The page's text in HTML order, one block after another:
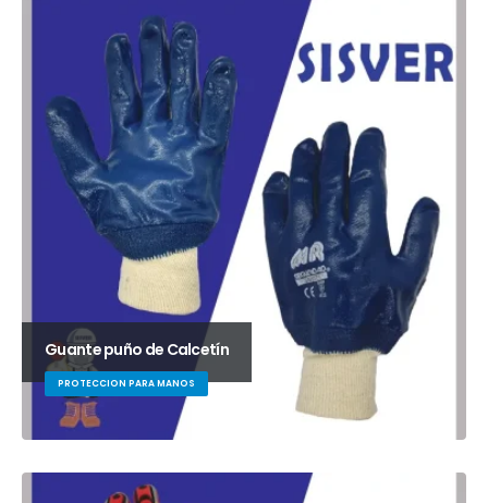
Guante puño de Calcetín
PROTECCION PARA MANOS